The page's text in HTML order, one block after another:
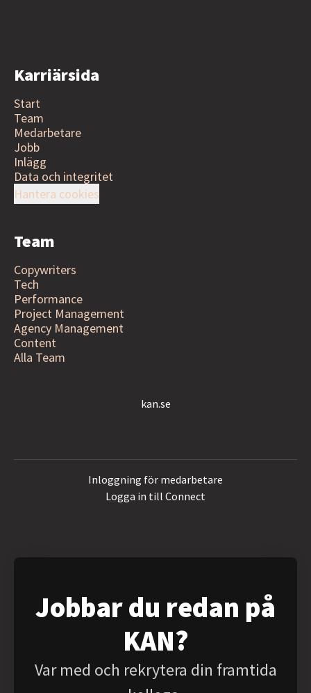
Karriärsida
Start
Team
Medarbetare
Jobb
Inlägg
Data och integritet
Hantera cookies
Team
Copywriters
Tech
Performance
Project Management
Agency Management
Content
Alla Team
kan.se
Inloggning för medarbetare
Logga in till Connect
Jobbar du redan på
KAN?
Var med och rekrytera din framtida